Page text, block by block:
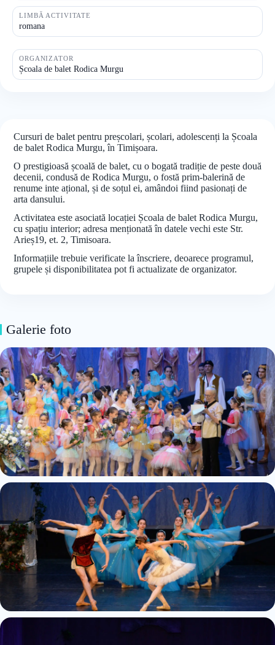
LIMBĂ ACTIVITATE
romana
ORGANIZATOR
Școala de balet Rodica Murgu
Cursuri de balet pentru preșcolari, școlari, adolescenți la Școala
de balet Rodica Murgu, în Timișoara.
O prestigioasă școală de balet, cu o bogată tradiție de peste două
decenii, condusă de Rodica Murgu, o fostă prim-balerină de
renume inte ațional, și de soțul ei, amândoi fiind pasionați de
arta dansului.
Activitatea este asociată locației Școala de balet Rodica Murgu,
cu spațiu interior; adresa menționată în datele vechi este Str.
Arieș19, et. 2, Timisoara.
Informațiile trebuie verificate la înscriere, deoarece programul,
grupele și disponibilitatea pot fi actualizate de organizator.
Galerie foto